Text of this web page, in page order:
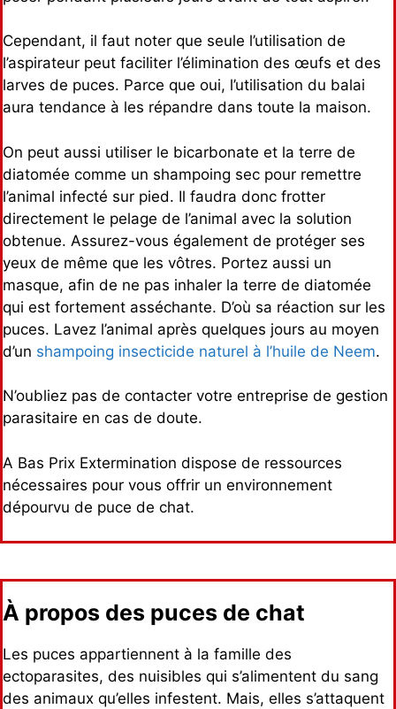
Cependant, il faut noter que seule l’utilisation de
l’aspirateur peut faciliter l’élimination des œufs et des
larves de puces. Parce que oui, l’utilisation du balai
aura tendance à les répandre dans toute la maison.
On peut aussi utiliser le bicarbonate et la terre de
diatomée comme un shampoing sec pour remettre
l’animal infecté sur pied. Il faudra donc frotter
directement le pelage de l’animal avec la solution
obtenue. Assurez-vous également de protéger ses
yeux de même que les vôtres. Portez aussi un
masque, afin de ne pas inhaler la terre de diatomée
qui est fortement asséchante. D’où sa réaction sur les
puces. Lavez l’animal après quelques jours au moyen
d’un shampoing insecticide naturel à l’huile de Neem.
N’oubliez pas de contacter votre entreprise de gestion
parasitaire en cas de doute.
A Bas Prix Extermination dispose de ressources
nécessaires pour vous offrir un environnement
dépourvu de puce de chat.
À propos des puces de chat
Les puces appartiennent à la famille des
ectoparasites, des nuisibles qui s’alimentent du sang
des animaux qu’elles infestent. Mais, elles s’attaquent